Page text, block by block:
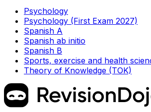
Psychology
Psychology (First Exam 2027)
Spanish A
Spanish ab initio
Spanish B
Sports, exercise and health
Theory of Knowledge (TOK)